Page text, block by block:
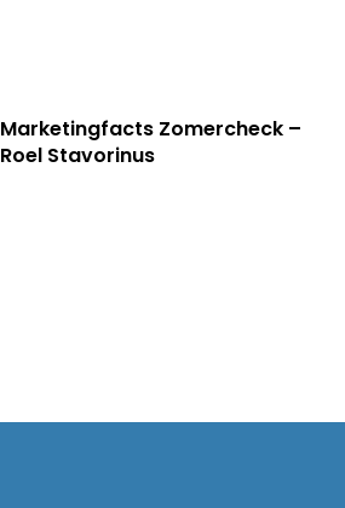
Marketingfacts Zomercheck –
Roel Stavorinus